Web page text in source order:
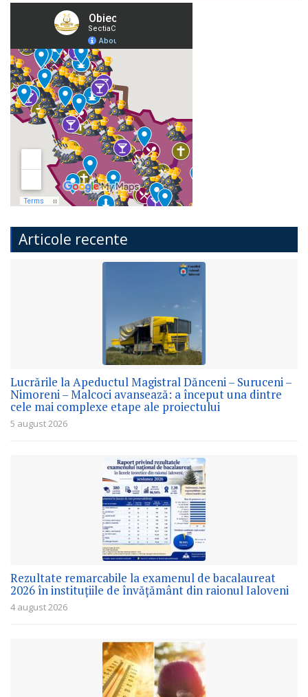
Articole recente
Lucrările la Apeductul Magistral Dănceni – Suruceni –
Nimoreni – Malcoci avansează: a început una dintre
cele mai complexe etape ale proiectului
5 august 2026
Rezultate remarcabile la examenul de bacalaureat
2026 în instituțiile de învățământ din raionul Ialoveni
4 august 2026